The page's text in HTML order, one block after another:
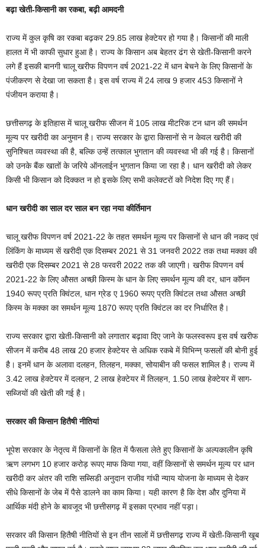
बढ़ा खेती-किसानी का रकबा, बढ़ी आमदनी
राज्य में कुल कृषि का रकबा बढ़कर 29.85 लाख हेक्टेयर हो गया है। किसानों की माली
हालत में भी काफी सुधार हुआ है। राज्य के किसान अब बेहतर ढंग से खेती-किसानी करने
लगे हैं इसकी बानगी चालू खरीफ विपणन वर्ष 2021-22 में धान बेचने के लिए किसानों के
पंजीकरण से देखा जा सकता है। इस वर्ष राज्य में 24 लाख 9 हजार 453 किसानों ने
पंजीयन कराया है।
छत्तीसगढ़ के इतिहास में चालू खरीफ सीजन में 105 लाख मीटरिक टन धान की समर्थन
मूल्य पर खरीदी का अनुमान है। राज्य सरकार के द्वारा किसानों से न केवल खरीदी की
सुनिश्चित व्यवस्था की है, बल्कि उन्हें तत्काल भुगतान की व्यवस्था भी की गई है। किसानों
को उनके बैंक खातों के जरिये ऑनलाईन भुगतान किया जा रहा है। धान खरीदी को लेकर
किसी भी किसान को दिक्कत न हो इसके लिए सभी कलेक्टरों को निदेश दिए गए हैं।
धान खरीदी का साल दर साल बन रहा नया कीर्तिमान
चालू खरीफ विपणन वर्ष 2021-22 के तहत समर्थन मूल्य पर किसानों से धान की नकद एवं
लिंकिंग के माध्यम सें खरीदी एक दिसम्बर 2021 से 31 जनवरी 2022 तक तथा मक्का की
खरीदी एक दिसम्बर 2021 से 28 फरवरी 2022 तक की जाएगी। खरीफ विपणन वर्ष
2021-22 के लिए औसत अच्छी किस्म के धान के लिए समर्थन मूल्य की दर, धान कॉमन
1940 रूपए प्रति क्विंटल, धान ग्रेड ए 1960 रूपए प्रति क्विंटल तथा औसत अच्छी
किस्म के मक्का का समर्थन मूल्य 1870 रूपए प्रति क्विंटल का दर निर्धारित है।
राज्य सरकार द्वारा खेती-किसानी को लगातार बढ़ावा दिए जाने के फलस्वरूप इस वर्ष खरीफ
सीजन में करीब 48 लाख 20 हजार हेक्टेयर से अधिक रकबे में विभिन्न् फसलों की बोनी हुई
है। इनमें धान के अलावा दलहन, तिलहन, मक्का, सोयाबीन की फसल शामिल है। राज्य में
3.42 लाख हेक्टेयर में दलहन, 2 लाख हेक्टेयर में तिलहन, 1.50 लाख हेक्टेयर में साग-
सब्जियों की खेती की गई है।
सरकार की किसान हितैषी नीतियां
भूपेश सरकार के नेतृत्व में किसानों के हित में फैसला लेते हुए किसानों के अल्पकालीन कृषि
ऋण लगभग 10 हजार करोड़ रूपए माफ किया गया, वहीं किसानों से समर्थन मूल्य पर धान
खरीदी कर अंतर की राशि सब्सिडी अनुदान राजीव गांधी न्याय योजना के माध्यम से देकर
सीधे किसानों के जेब में पैसे डालने का काम किया। यही कारण है कि देश और दुनिया में
आर्थिक मंदी होने के बावजूद भी छत्तीसगढ़ में इसका प्रभाव नहीं पड़ा।
सरकार की किसान हितैषी नीतियों से इन तीन सालों में छत्तीसगढ़ राज्य में खेती-किसानी खूब